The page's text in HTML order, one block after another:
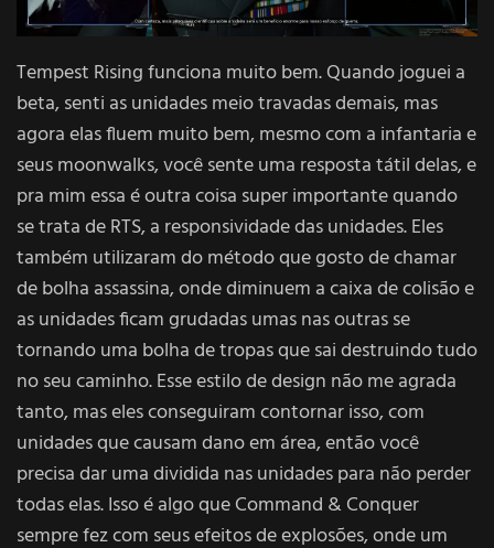
Tempest Rising funciona muito bem. Quando joguei a
beta, senti as unidades meio travadas demais, mas
agora elas fluem muito bem, mesmo com a infantaria e
seus moonwalks, você sente uma resposta tátil delas, e
pra mim essa é outra coisa super importante quando
se trata de RTS, a responsividade das unidades. Eles
também utilizaram do método que gosto de chamar
de bolha assassina, onde diminuem a caixa de colisão e
as unidades ficam grudadas umas nas outras se
tornando uma bolha de tropas que sai destruindo tudo
no seu caminho. Esse estilo de design não me agrada
tanto, mas eles conseguiram contornar isso, com
unidades que causam dano em área, então você
precisa dar uma dividida nas unidades para não perder
todas elas. Isso é algo que Command & Conquer
sempre fez com seus efeitos de explosões, onde um